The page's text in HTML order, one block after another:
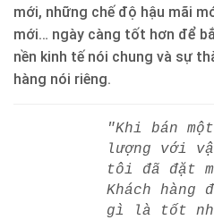
mới, những chế độ hậu mãi
mới… ngày càng tốt hơn để
nền kinh tế nói chung và sự
hàng nói riêng.
"Khi bán
lượng với
tôi đã đặt
Khách hàng
gì là tốt